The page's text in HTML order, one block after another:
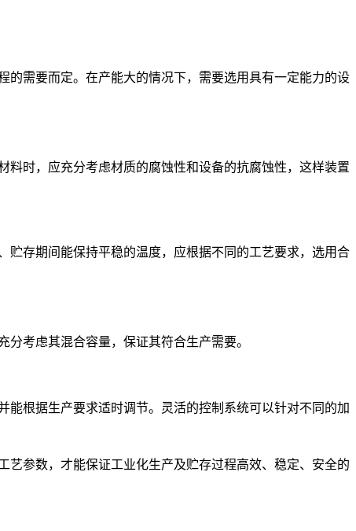
需要而定。在产能大的情况下，需要选用具有一定能力的设
时，应充分考虑材质的腐蚀性和设备的抗腐蚀性，这样装置
存期间能保持平稳的温度，应根据不同的工艺要求，选用合
考虑其混合容量，保证其符合生产需要。
根据生产要求适时调节。灵活的控制系统可以针对不同的加
参数，才能保证工业化生产及贮存过程高效、稳定、安全的